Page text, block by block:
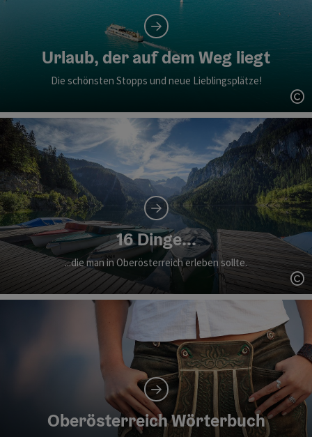
Urlaub, der auf dem Weg liegt
Die schönsten Stopps und neue Lieblingsplätze!
16 Dinge...
...die man in Oberösterreich erleben sollte.
Oberösterreich Wörterbuch